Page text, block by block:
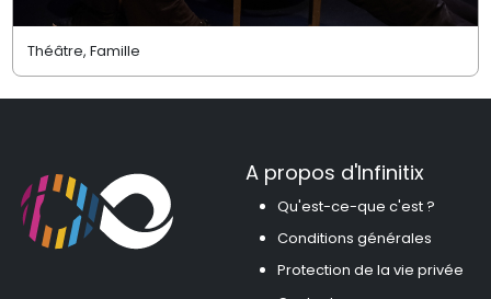
Théâtre, Famille
A propos d'Infinitix
Qu'est-ce-que c'est ?
Conditions générales
Protection de la vie privée